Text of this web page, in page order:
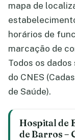
mapa de
horários de
marcação de
Todos os
do CNES
de Saúde).
Hospital de
de Barros –